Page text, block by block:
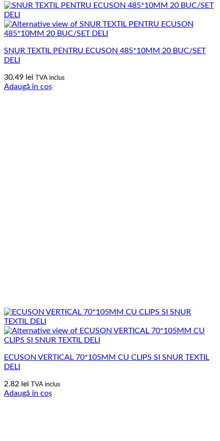
SNUR TEXTIL PENTRU ECUSON 485*10MM 20 BUC/SET
DELI
30.49 lei TVA inclus
Adaugă în coș
ECUSON VERTICAL 70*105MM CU CLIPS SI SNUR TEXTIL
DELI
2.82 lei TVA inclus
Adaugă în coș